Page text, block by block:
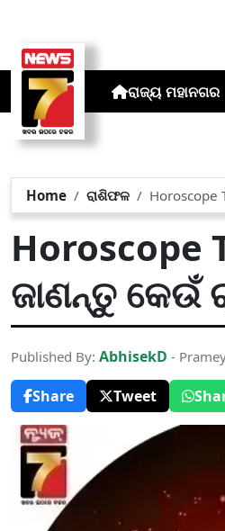
ରାଜ୍ୟ ମହାନଗର
Home ରାଶିଫଳ
Horoscope
ଜାଣନ୍ତୁ କେଉଁ
Published By: AbhisekD -
Share
Tweet